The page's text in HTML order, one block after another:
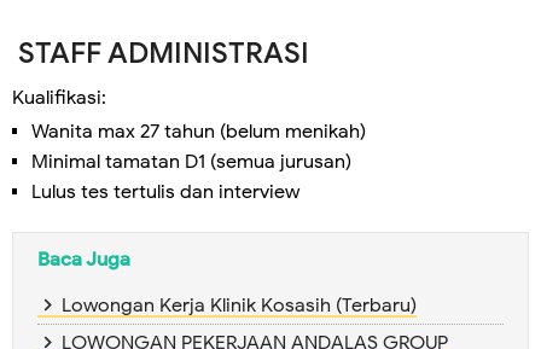
STAFF ADMINISTRASI
Kualifikasi:
Wanita max 27 tahun (belum menikah)
Minimal tamatan D1 (semua jurusan)
Lulus tes tertulis dan interview
Baca Juga
Lowongan Kerja Klinik Kosasih (Terbaru)
LOWONGAN PEKERJAAN ANDALAS GROUP